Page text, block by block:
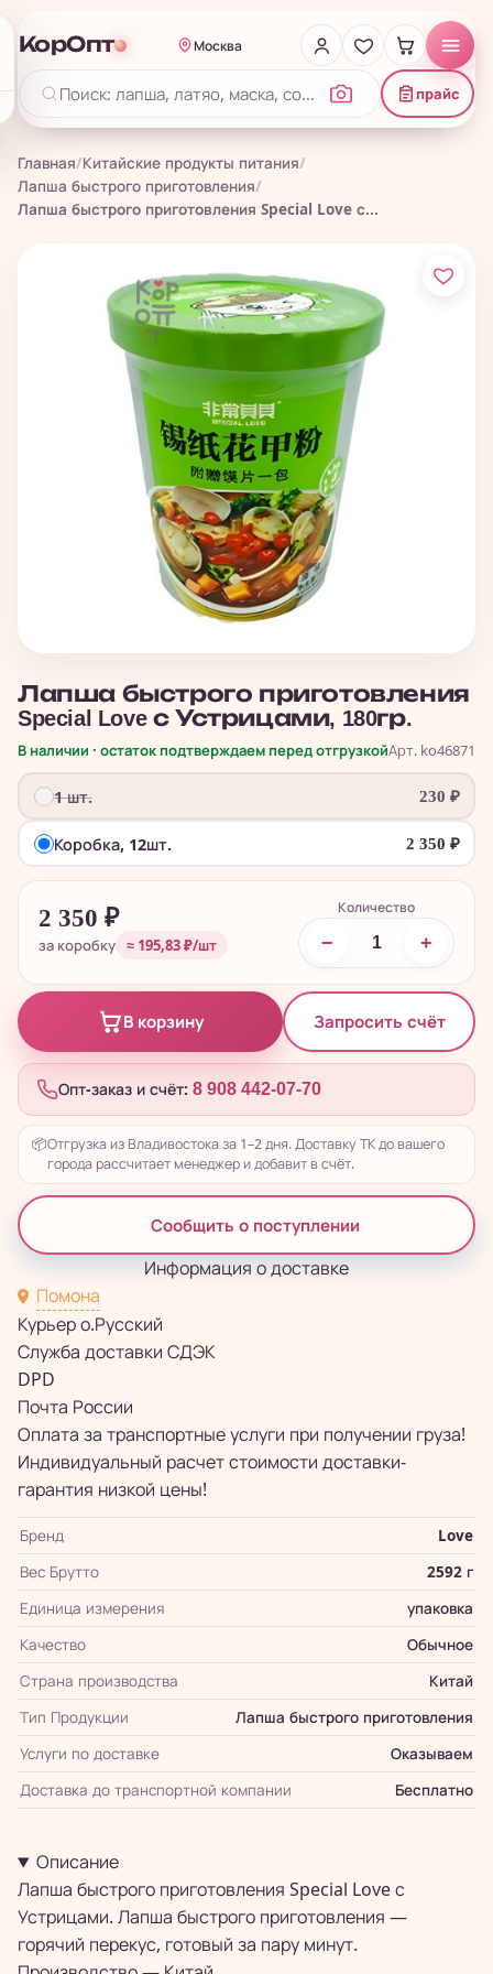
КорОпт Москва
прайс
Главная/Китайские продукты питания/
Лапша быстрого приготовления/
Лапша быстрого приготовления Special Love с...
Лапша быстрого приготовления
Special Love с Устрицами, 180гр.
В наличии · остаток подтверждаем перед отгрузкойАрт. ko46871
1 шт. 230 ₽
Коробка, 12шт. 2 350 ₽
2 350 ₽
за коробку ≈ 195,83 ₽/шт
Количество
− +
В корзину Запросить счёт
Опт-заказ и счёт: 8 908 442-07-70
📦Отгрузка из Владивостока за 1–2 дня. Доставку ТК до вашего
города рассчитает менеджер и добавит в счёт.
Сообщить о поступлении
Информация о доставке
Помона
Курьер о.Русский
Служба доставки СДЭК
DPD
Почта России
Оплата за транспортные услуги при получении груза!
Индивидуальный расчет стоимости доставки-
гарантия низкой цены!
Бренд
Love
Вес Брутто
2592 г
Единица измерения
упаковка
Качество
Обычное
Страна производства
Китай
Тип Продукции
Лапша быстрого приготовления
Услуги по доставке
Оказываем
Доставка до транспортной компании
Бесплатно
Описание
Лапша быстрого приготовления Special Love с
Устрицами. Лапша быстрого приготовления —
горячий перекус, готовый за пару минут.